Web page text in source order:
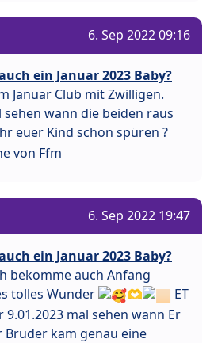
6. Sep 2022 09:16
ein Januar 2023 Baby?
Januar Club mit Zwilligen.
sehen wann die beiden raus
euer Kind schon spüren ?
von Ffm
6. Sep 2022 19:47
ein Januar 2023 Baby?
bekomme auch Anfang
tolles Wunder
🫶
ET
mal sehen wann Er
kam genau eine